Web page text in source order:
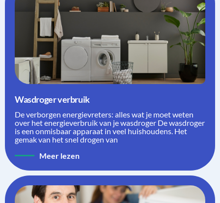
Wasdroger verbruik
De verborgen energievreters: alles wat je moet weten
over het energieverbruik van je wasdroger De wasdroger
is een onmisbaar apparaat in veel huishoudens. Het
gemak van het snel drogen van
Meer lezen